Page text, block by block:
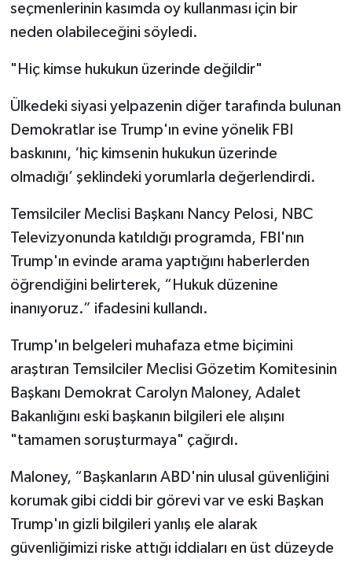
seçmenlerinin kasımda oy kullanması için bir
neden olabileceğini söyledi.
"Hiç kimse hukukun üzerinde değildir"
Ülkedeki siyasi yelpazenin diğer tarafında bulunan
Demokratlar ise Trump'ın evine yönelik FBI
baskınını, ‘hiç kimsenin hukukun üzerinde
olmadığı’ şeklindeki yorumlarla değerlendirdi.
Temsilciler Meclisi Başkanı Nancy Pelosi, NBC
Televizyonunda katıldığı programda, FBI'nın
Trump'ın evinde arama yaptığını haberlerden
öğrendiğini belirterek, “Hukuk düzenine
inanıyoruz.” ifadesini kullandı.
Trump'ın belgeleri muhafaza etme biçimini
araştıran Temsilciler Meclisi Gözetim Komitesinin
Başkanı Demokrat Carolyn Maloney, Adalet
Bakanlığını eski başkanın bilgileri ele alışını
"tamamen soruşturmaya" çağırdı.
Maloney, “Başkanların ABD'nin ulusal güvenliğini
korumak gibi ciddi bir görevi var ve eski Başkan
Trump'ın gizli bilgileri yanlış ele alarak
güvenliğimizi riske attığı iddiaları en üst düzeyde